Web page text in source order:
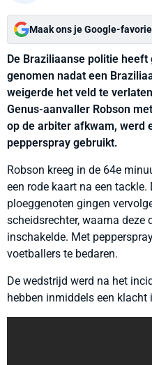
Maak ons je Google-
De Braziliaanse politie
genomen nadat een
weigerde het veld te
Genus-aanvaller Robson
op de arbiter afkwam, werd
pepperspray gebruikt.
Robson kreeg in de 64e
een rode kaart na een tackle.
ploeggenoten gingen
scheidsrechter, waarna deze
inschakelde. Met
voetballers te bedaren.
De wedstrijd werd na het
hebben inmiddels een klacht